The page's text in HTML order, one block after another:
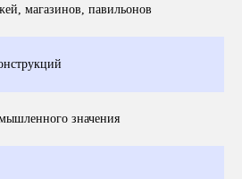
магазинов, павильонов
значения